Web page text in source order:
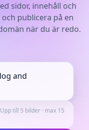
sidor, innehåll och
publicera på en
när du är redo.
Upp till 5 bilder · max 15